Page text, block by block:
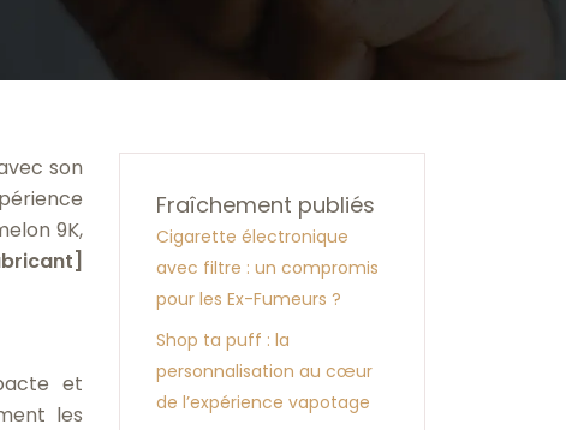
son
9K,
et
les
Fraîchement publiés
Cigarette électronique
avec filtre : un compromis
pour les Ex-Fumeurs ?
Shop ta puff : la
personnalisation au cœur
de l’expérience vapotage